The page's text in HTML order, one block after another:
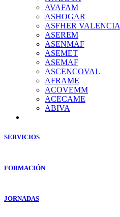
AVAFAM
ASHOGAR
ASFHER VALENCIA
ASEREM
ASENMAF
ASEMET
ASEMAF
ASCENCOVAL
AFRAME
ACOVEMM
ACECAME
ABIVA
SERVICIOS
FORMACIÓN
JORNADAS